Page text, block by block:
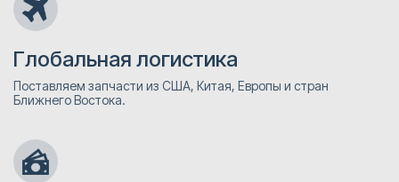
Глобальная логистика
Поставляем запчасти из США, Китая, Европы и стран
Ближнего Востока.